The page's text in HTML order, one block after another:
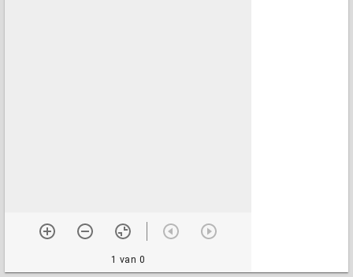
1 van 0